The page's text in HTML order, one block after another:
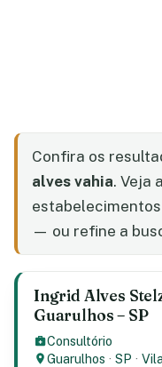
Confira os
alves vahia. Veja
— ou refine a
Ingrid Alves
Guarulhos – SP
Consultório
Guarulhos ·SP ·